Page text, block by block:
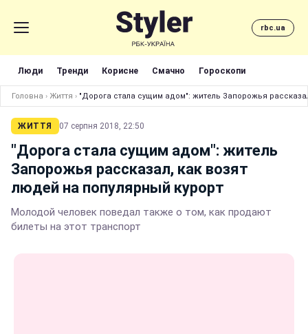
rbc.ua
Люди Тренди Корисне Смачно Гороскопи
Головна › Життя › "Дорога стала сущим адом": житель Запорожья
ЖИТТЯ 07 серпня 2018, 22:50
"Дорога стала сущим адом": житель
Запорожья рассказал, как возят
людей на популярный курорт
Молодой человек поведал также о том, как продают
билеты на этот транспорт